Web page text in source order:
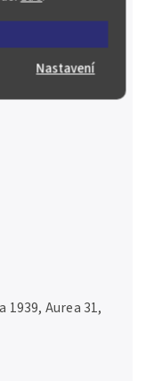
Nastavení
1939, Aurea 31,